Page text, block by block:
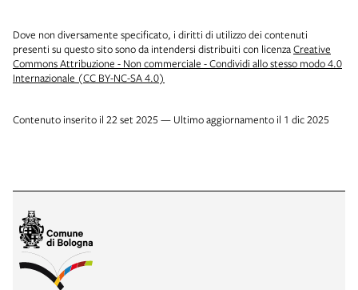
Dove non diversamente specificato, i diritti di utilizzo dei contenuti
presenti su questo sito sono da intendersi distribuiti con licenzaCreative
Commons Attribuzione - Non commerciale - Condividi allo stesso modo 4.0
Internazionale (CC BY-NC-SA 4.0)
Contenuto inserito il 22 set 2025 — Ultimo aggiornamento il 1 dic 2025